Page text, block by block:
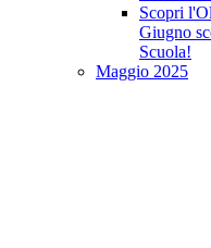
Scopri
Giugno
Scuola!
Maggio 2025